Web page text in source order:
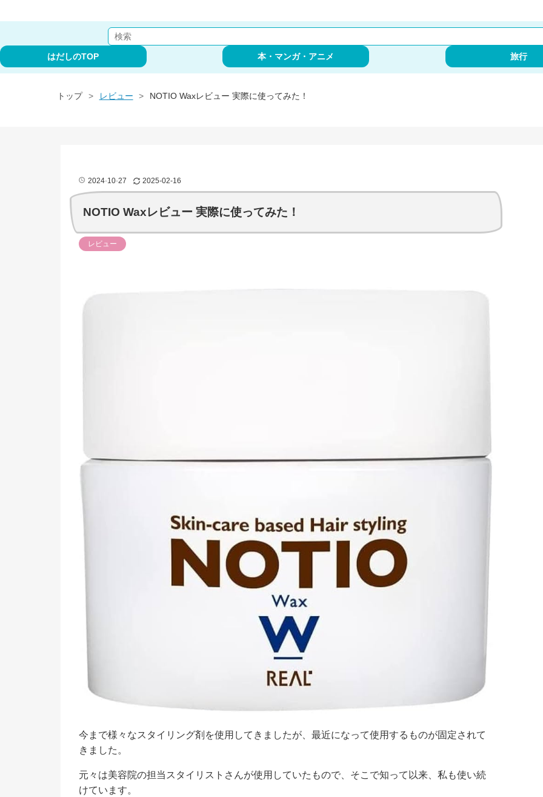
はだしのTOP 本・マンガ・アニメ 旅行
トップ > レビュー > NOTIO Waxレビュー 実際に使ってみた！
2024-10-27 2025-02-16
NOTIO Waxレビュー 実際に使ってみた！
レビュー
今まで様々なスタイリング剤を使用してきましたが、最近になって使用するものが固定されて
きました。
元々は美容院の担当スタイリストさんが使用していたもので、そこで知って以来、私も使い続
けています。